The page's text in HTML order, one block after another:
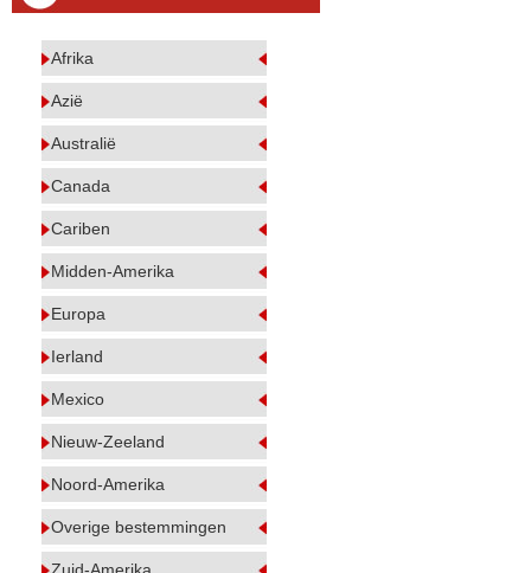
Afrika
Azië
Australië
Canada
Cariben
Midden-Amerika
Europa
Ierland
Mexico
Nieuw-Zeeland
Noord-Amerika
Overige bestemmingen